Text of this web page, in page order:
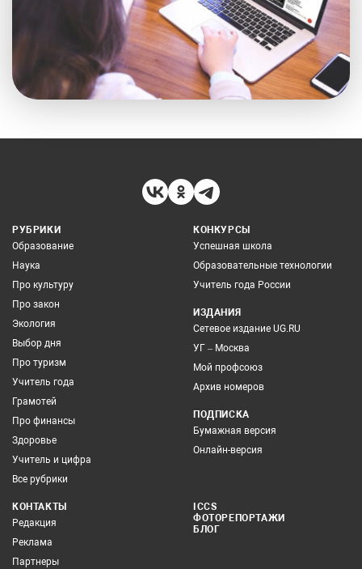
РУБРИКИ
Образование
Наука
Про культуру
Про закон
Экология
Выбор дня
Про туризм
Учитель года
Грамотей
Про финансы
Здоровье
Учитель и цифра
Все рубрики
КОНКУРСЫ
Успешная школа
Образовательные технологии
Учитель года России
ИЗДАНИЯ
Сетевое издание UG.RU
УГ – Москва
Мой профсоюз
Архив номеров
ПОДПИСКА
Бумажная версия
Онлайн-версия
КОНТАКТЫ
Редакция
Реклама
Партнеры
ICCS
ФОТОРЕПОРТАЖИ
БЛОГ